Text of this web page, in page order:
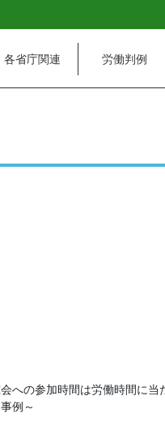
各省庁関連 労働判例
の参加時間は労働時間に当
例～